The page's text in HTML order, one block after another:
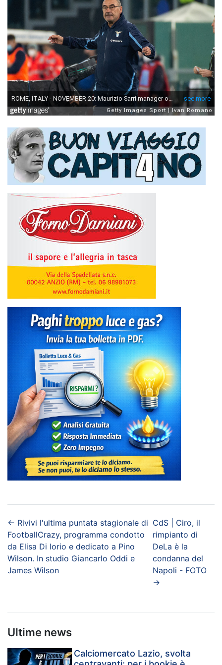
← Rivivi l'ultima puntata stagionale di
FootballCrazy, programma condotto
da Elisa Di Iorio e dedicato a Pino
Wilson. In studio Giancarlo Oddi e
James Wilson
CdS | Ciro, il
rimpianto di
DeLa è la
condanna del
Napoli - FOTO
→
Ultime news
Calciomercato Lazio, svolta